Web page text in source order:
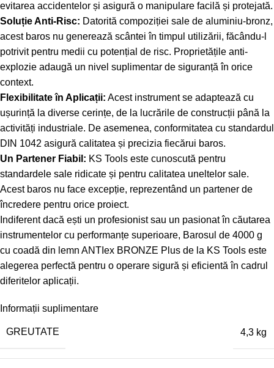
evitarea accidentelor și asigură o manipulare facilă și protejată.
Soluție Anti-Risc: Datorită compoziției sale de aluminiu-bronz,
acest baros nu generează scântei în timpul utilizării, făcându-l
potrivit pentru medii cu potențial de risc. Proprietățile anti-
explozie adaugă un nivel suplimentar de siguranță în orice
context.
Flexibilitate în Aplicații: Acest instrument se adaptează cu
ușurință la diverse cerințe, de la lucrările de construcții până la
activități industriale. De asemenea, conformitatea cu standardul
DIN 1042 asigură calitatea și precizia fiecărui baros.
Un Partener Fiabil: KS Tools este cunoscută pentru
standardele sale ridicate și pentru calitatea uneltelor sale.
Acest baros nu face excepție, reprezentând un partener de
încredere pentru orice proiect.
Indiferent dacă ești un profesionist sau un pasionat în căutarea
instrumentelor cu performanțe superioare, Barosul de 4000 g
cu coadă din lemn ANTIex BRONZE Plus de la KS Tools este
alegerea perfectă pentru o operare sigură și eficientă în cadrul
diferitelor aplicații.
Informații suplimentare
GREUTATE 4,3 kg